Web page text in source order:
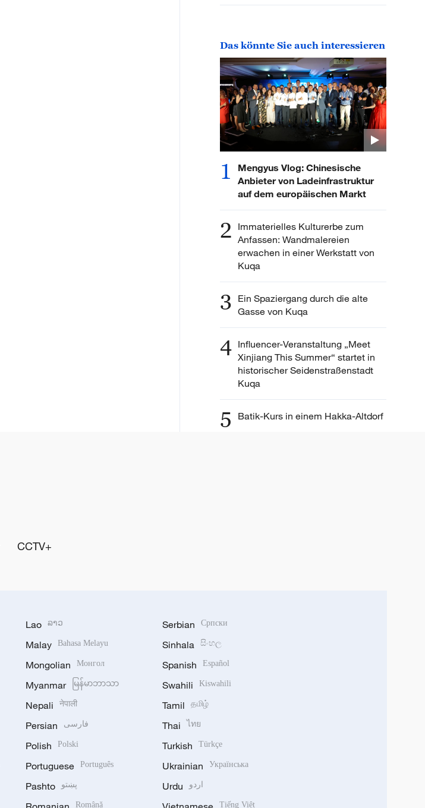
Das könnte Sie auch interessieren
1
Mengyus Vlog: Chinesische
Anbieter von Ladeinfrastruktur
auf dem europäischen Markt
2 Immaterielles Kulturerbe zum
Anfassen: Wandmalereien
erwachen in einer Werkstatt von
Kuqa
3 Ein Spaziergang durch die alte
Gasse von Kuqa
4 Influencer-Veranstaltung „Meet
Xinjiang This Summer“ startet in
historischer Seidenstraßenstadt
Kuqa
5 Batik-Kurs in einem Hakka-Altdorf
CCTV+
Lao ລາວ
Malay Bahasa Melayu
Mongolian Монгол
Myanmar မြန်မာဘာသာ
Nepali नेपाली
Persian فارسی
Polish Polski
Portuguese Português
Pashto پښتو
Română
Serbian Српски
Sinhala සිංහල
Spanish Español
Swahili Kiswahili
Tamil தமிழ்
Thai ไทย
Turkish Türkçe
Ukrainian Українська
Urdu اردو
Tiếng Việt